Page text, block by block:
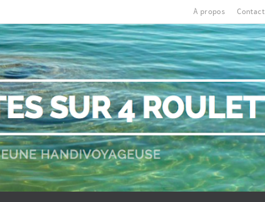
À propos Contact